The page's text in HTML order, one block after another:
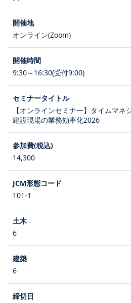
オンライン(Zoom)
9:30～16:30(受付9:00)
【オンラインセミナー】タイムマネ
建設現場の業務効率化2026
14,300
101-1
6
6